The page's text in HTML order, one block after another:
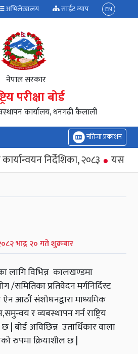
अभिलेखालय साईट म्याप EN
नेपाल सरकार
परीक्षा बोर्ड
कार्यालय, धनगढी कैलाली
नतिजा प्रकाशन
निर्देशिका, २०८३ यस
भाद्र २० गते शुक्रबार
लागि विभिन्न कालखण्डमा
प्रतिवेदन मर्गनिर्दिस्ट
ऐन आठौं संशोधनद्वारा माध्यमिक
र व्यबस्थापन गर्न राष्ट्रिय
| बोर्ड अविछिन्न उतार्धिकार वाला
रुपमा क्रियाशील छ |